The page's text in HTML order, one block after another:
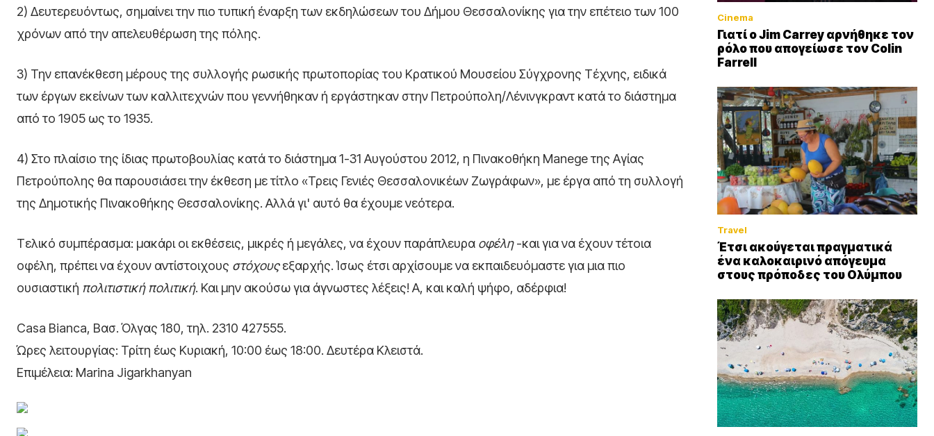
2) Δευτερευόντως, σημαίνει την πιο τυπική έναρξη των εκδηλώσεων του Δήμου Θεσσαλονίκης για την επέτειο των 100
χρόνων από την απελευθέρωση της πόλης.
3) Την επανέκθεση μέρους της συλλογής ρωσικής πρωτοπορίας του Κρατικού Μουσείου Σύγχρονης Τέχνης, ειδικά
των έργων εκείνων των καλλιτεχνών που γεννήθηκαν ή εργάστηκαν στην Πετρούπολη/Λένινγκραντ κατά το διάστημα
από το 1905 ως το 1935.
4) Στο πλαίσιο της ίδιας πρωτοβουλίας κατά το διάστημα 1-31 Αυγούστου 2012, η Πινακοθήκη Manege της Αγίας
Πετρούπολης θα παρουσιάσει την έκθεση με τίτλο «Τρεις Γενιές Θεσσαλονικέων Ζωγράφων», με έργα από τη συλλογή
της Δημοτικής Πινακοθήκης Θεσσαλονίκης. Αλλά γι' αυτό θα έχουμε νεότερα.
Τελικό συμπέρασμα: μακάρι οι εκθέσεις, μικρές ή μεγάλες, να έχουν παράπλευρα οφέλη-και για να έχουν τέτοια
οφέλη, πρέπει να έχουν αντίστοιχους στόχουςεξαρχής. Ίσως έτσι αρχίσουμε να εκπαιδευόμαστε για μια πιο
ουσιαστική πολιτιστική πολιτική. Και μην ακούσω για άγνωστες λέξεις! Α, και καλή ψήφο, αδέρφια!
Casa Bianca, Βασ. Όλγας 180, τηλ. 2310 427555.
Ώρες λειτουργίας: Τρίτη έως Κυριακή, 10:00 έως 18:00. Δευτέρα Κλειστά.
Επιμέλεια: Marina Jigarkhanyan
Cinema
Γιατί ο Jim Carrey αρνήθηκε τον
ρόλο που απογείωσε τον Colin
Farrell
Travel
Έτσι ακούγεται πραγματικά
ένα καλοκαιρινό απόγευμα
στους πρόποδες του Ολύμπου